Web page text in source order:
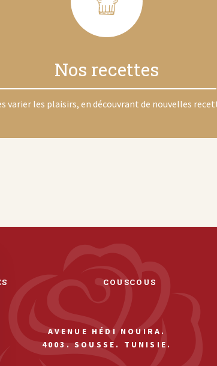
Nos recettes
varier les plaisirs, en découvrant de nouvelles
COUSCOUS
AVENUE HÉDI NOUIRA.
4003. SOUSSE. TUNISIE.